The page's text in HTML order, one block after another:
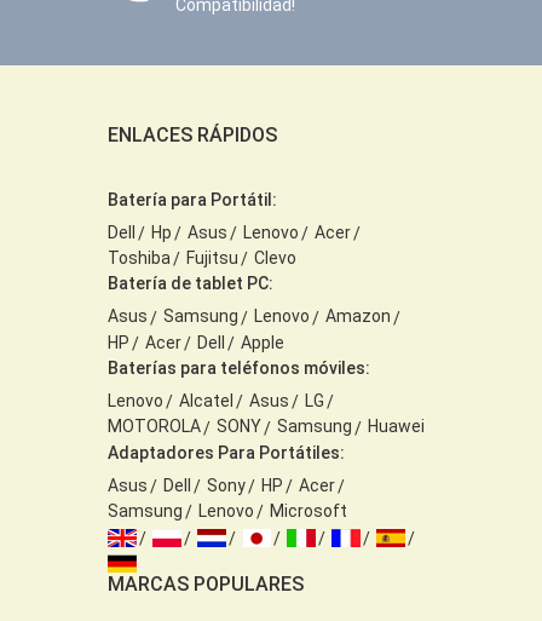
Compatibilidad!
ENLACES RÁPIDOS
Batería para Portátil:
Dell
Hp Asus Lenovo
Acer
Toshiba
Fujitsu
Clevo
Batería de tablet PC:
Asus
Samsung Lenovo
Amazon
HP
Acer Dell
Apple
Baterías para teléfonos móviles:
Lenovo
Alcatel Asus
LG
MOTOROLA
SONY Samsung
Huawei
Adaptadores Para Portátiles:
Asus
Dell Sony HP
Acer
Samsung
Lenovo Microsoft
MARCAS POPULARES